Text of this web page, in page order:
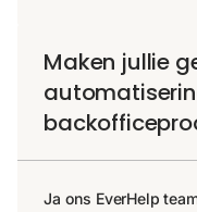
Maken jullie
Ja ons EverHelp